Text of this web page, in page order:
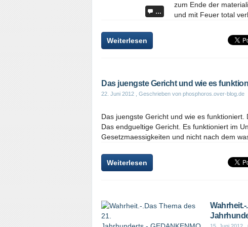
…
zum Ende der
und mit Feuer total
Weiterlesen
Das juengste Gericht und wie es
22. Juni 2012 , Geschrieben von phosphoros.over-blog.de
Das juengste Gericht und wie es funktioniert.
Das endgueltige Gericht. Es funktioniert im
Gesetzmaessigkeiten und nicht nach dem
Weiterlesen